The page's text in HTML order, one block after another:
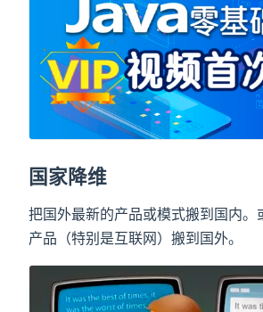
国家降维
把国外最新的产品或模式搬到国内。
产品（特别是互联网）搬到国外。